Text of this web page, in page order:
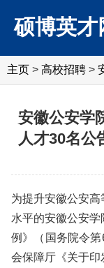
硕博英才
主页 > 高校招聘 >
安徽公安学
人才30名公
为提升安徽公安
水平的安徽公安
例》（国务院令
会保障厅《关于